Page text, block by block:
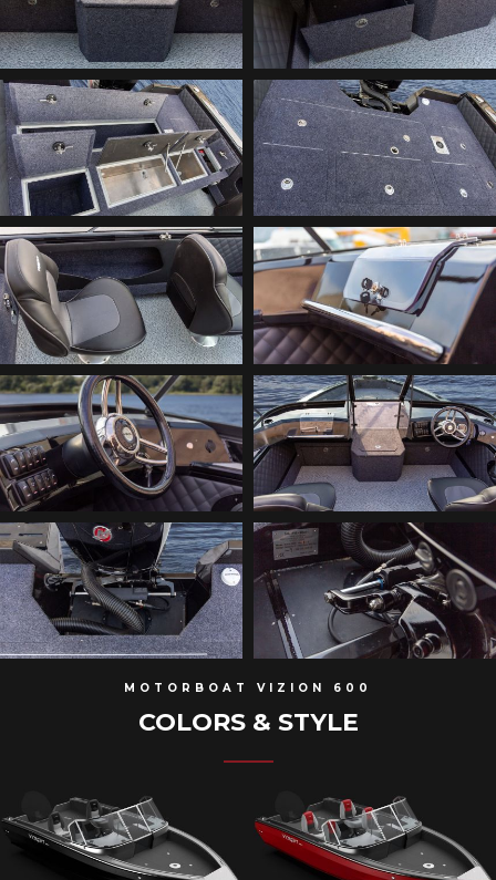
MOTORBOAT VIZION 600
COLORS & STYLE